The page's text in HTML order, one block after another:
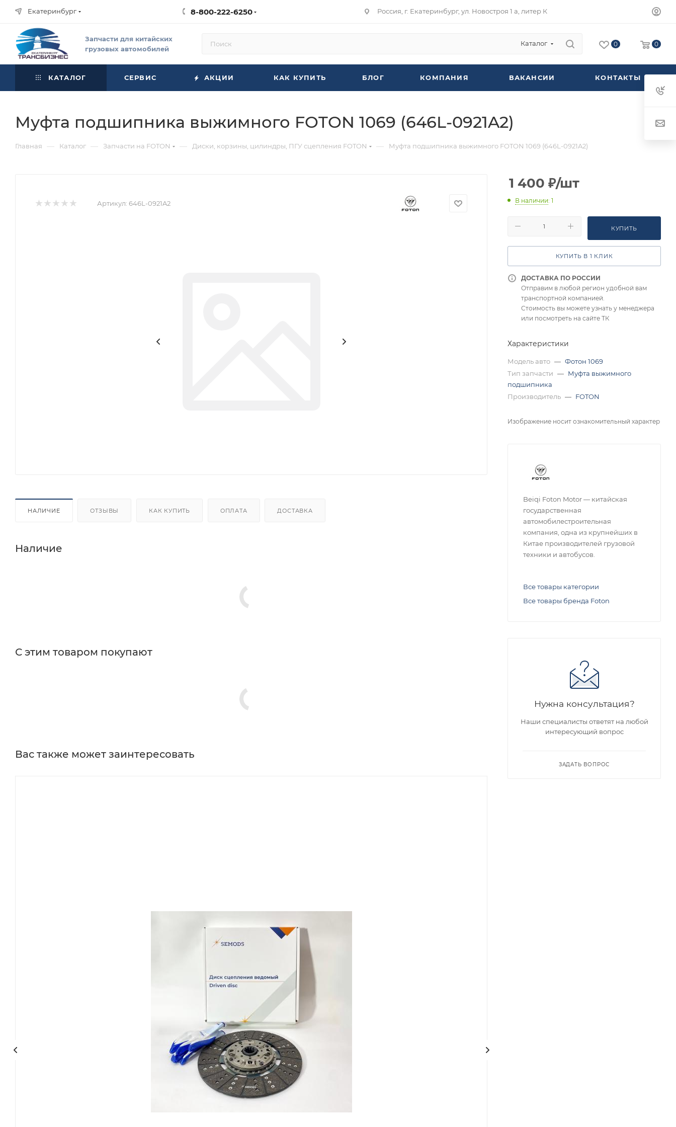
Екатеринбург 8-800-222-6250 Россия, г. Екатеринбург, ул. Новостроя 1 а, литер К
Запчасти для китайских
грузовых автомобилей
Каталог 0 0
КАТАЛОГ СЕРВИС АКЦИИ КАК КУПИТЬ БЛОГ КОМПАНИЯ ВАКАНСИИ КОНТАКТЫ
Муфта подшипника выжимного FOTON 1069 (646L-0921A2)
Главная — Каталог — Запчасти на FOTON — Диски, корзины, цилиндры, ПГУ сцепления FOTON — Муфта подшипника выжимного FOTON 1069 (646L-0921A2)
Артикул: 646L-0921A2
НАЛИЧИЕ ОТЗЫВЫ КАК КУПИТЬ ОПЛАТА ДОСТАВКА
Наличие
С этим товаром покупают
Вас также может заинтересовать
1 400 ₽/шт
В наличии: 1
КУПИТЬ
КУПИТЬ В 1 КЛИК
ДОСТАВКА ПО РОССИИ
Отправим в любой регион удобной вам
транспортной компанией.
Стоимость вы можете узнать у менеджера
или посмотреть на сайте ТК
Характеристики
Модель авто — Фотон 1069
Тип запчасти — Муфта выжимного
подшипника
Производитель — FOTON
Изображение носит ознакомительный характер
Beiqi Foton Motor — китайская
государственная
автомобилестроительная
компания, одна из крупнейших в
Китае производителей грузовой
техники и автобусов.
Все товары категории
Все товары бренда Foton
Нужна консультация?
Наши специалисты ответят на любой
интересующий вопрос
ЗАДАТЬ ВОПРОС